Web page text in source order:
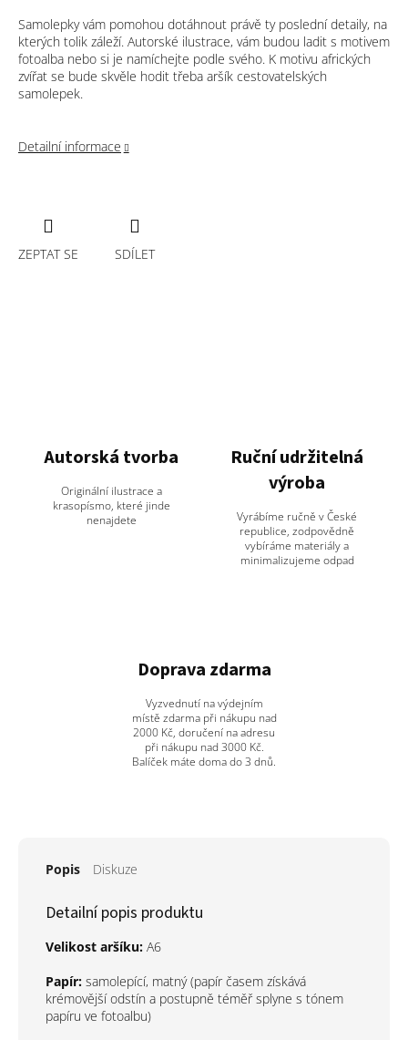
Samolepky vám pomohou dotáhnout právě ty poslední detaily, na
kterých tolik záleží. Autorské ilustrace, vám budou ladit s motivem
fotoalba nebo si je namíchejte podle svého. K motivu afrických
zvířat se bude skvěle hodit třeba aršík cestovatelských
samolepek.
Detailní informace
ZEPTAT SE SDÍLET
Autorská tvorba
Originální ilustrace a
krasopísmo, které jinde
nenajdete
Ruční udržitelná
výroba
Vyrábíme ručně v České
republice, zodpovědně
vybíráme materiály a
minimalizujeme odpad
Doprava zdarma
Vyzvednutí na výdejním
místě zdarma při nákupu nad
2000 Kč, doručení na adresu
při nákupu nad 3000 Kč.
Balíček máte doma do 3 dnů.
Popis Diskuze
Detailní popis produktu
Velikost aršíku: A6
Papír: samolepící, matný (papír časem získává
krémovější odstín a postupně téměř splyne s tónem
papíru ve fotoalbu)